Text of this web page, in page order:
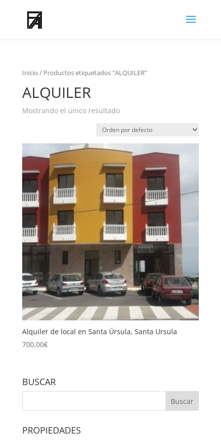
Inicio / Productos etiquetados “ALQUILER”
ALQUILER
Mostrando el único resultado
Alquiler de local en Santa Úrsula, Santa Ursula
700,00€
BUSCAR
PROPIEDADES